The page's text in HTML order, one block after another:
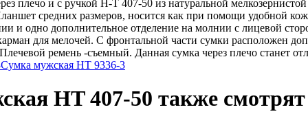
плечо и с ручкой H-T 407-50 из натуральной
средних размеров, носится как при помощи удобной
и одно дополнительное отделение на молнии с лицевой
для мелочей. С фронтальной части сумки расположен
ремень -съемный. Данная сумка через плечо станет
Сумка мужская HT 9336-3
HT 407-50 также смотрят